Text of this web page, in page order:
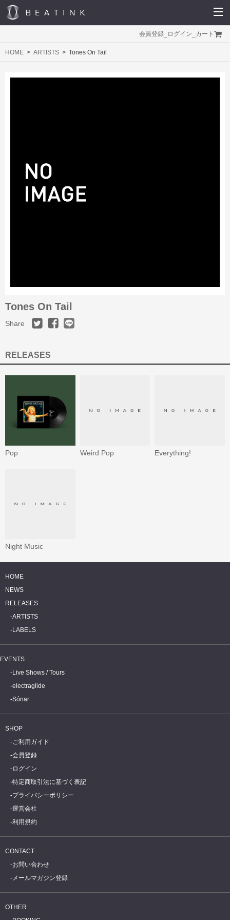
会員登録 ログイン カート
HOME ARTISTS Tones On Tail
Tones On Tail
Share
RELEASES
Pop Weird Pop Everything!
Night Music
HOME
NEWS
RELEASES
ARTISTS
LABELS
EVENTS
Live Shows / Tours
electraglide
Sónar
SHOP
ご利用ガイド
会員登録
ログイン
特定商取引法に基づく表記
プライバシーポリシー
運営会社
利用規約
CONTACT
お問い合わせ
メールマガジン登録
OTHER